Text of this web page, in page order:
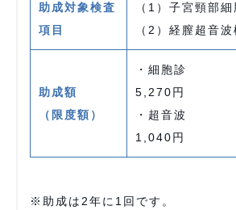
助成対象検査
項目
（1）子宮頸部細
（2）経膣超音波
助成額
（限度額）
・細胞診
5,270円
・超音波
1,040円
※助成は2年に1回です。